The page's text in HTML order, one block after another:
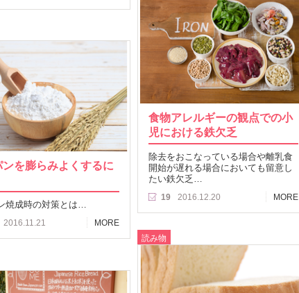
食物アレルギーの観点での小
児における鉄欠乏
除去をおこなっている場合や離乳食
開始が遅れる場合においても留意し
たい鉄欠乏…
19 2016.12.20 MORE
を膨らみよくするに
焼成時の対策とは…
2016.11.21
MORE
読み物